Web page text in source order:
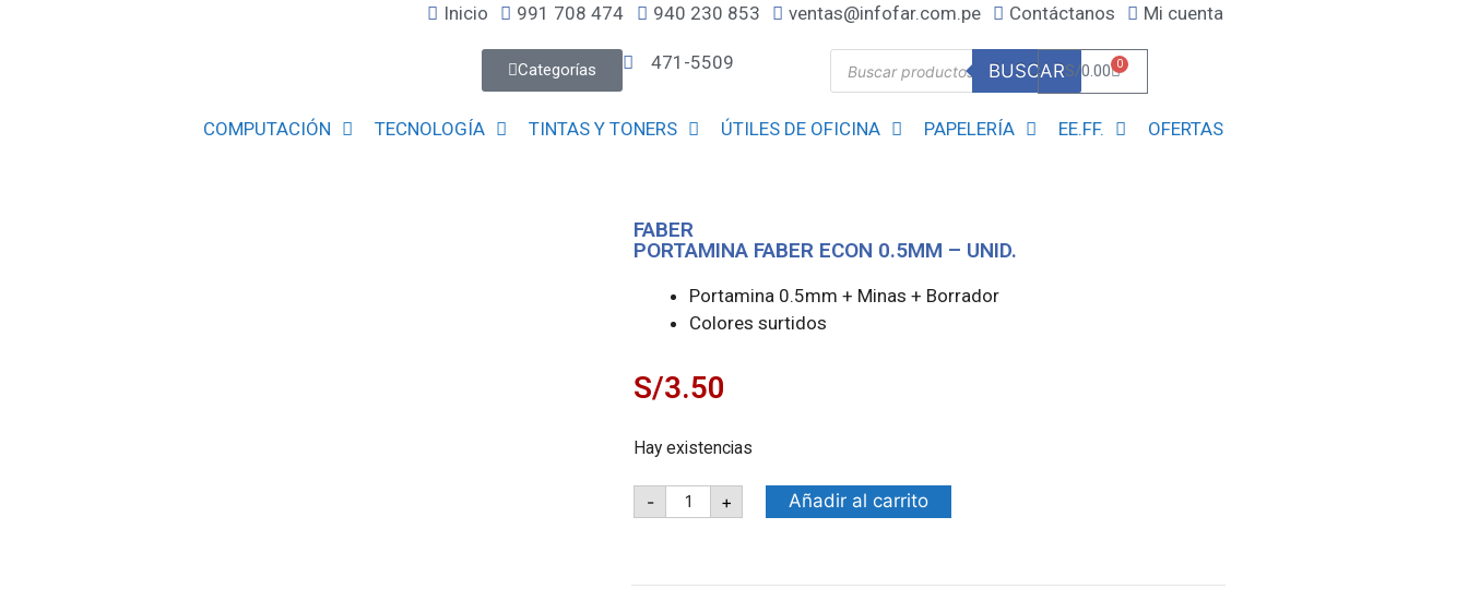
Inicio 991 708 474 940 230 853 ventas@infofar.com.pe Contáctanos Mi cuenta
Categorías 471-5509 BUSCARS/0.00 0
COMPUTACIÓN TECNOLOGÍA TINTAS Y TONERS ÚTILES DE OFICINA PAPELERÍA EE.FF. OFERTAS
FABER
PORTAMINA FABER ECON 0.5MM – UNID.
Portamina 0.5mm + Minas + Borrador
Colores surtidos
S/3.50
Hay existencias
- + Añadir al carrito